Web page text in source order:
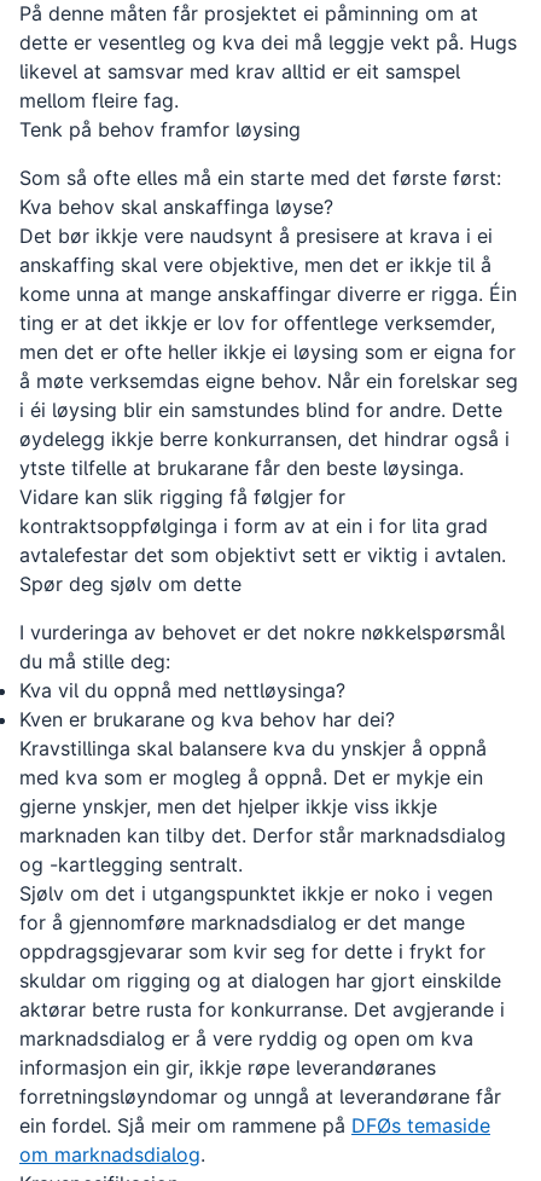
På denne måten får prosjektet ei påminning om at
dette er vesentleg og kva dei må leggje vekt på. Hugs
likevel at samsvar med krav alltid er eit samspel
mellom fleire fag.
Tenk på behov framfor løysing
Som så ofte elles må ein starte med det første først:
Kva behov skal anskaffinga løyse?
Det bør ikkje vere naudsynt å presisere at krava i ei
anskaffing skal vere objektive, men det er ikkje til å
kome unna at mange anskaffingar diverre er rigga. Éin
ting er at det ikkje er lov for offentlege verksemder,
men det er ofte heller ikkje ei løysing som er eigna for
å møte verksemdas eigne behov. Når ein forelskar seg
i éi løysing blir ein samstundes blind for andre. Dette
øydelegg ikkje berre konkurransen, det hindrar også i
ytste tilfelle at brukarane får den beste løysinga.
Vidare kan slik rigging få følgjer for
kontraktsoppfølginga i form av at ein i for lita grad
avtalefestar det som objektivt sett er viktig i avtalen.
Spør deg sjølv om dette
I vurderinga av behovet er det nokre nøkkelspørsmål
du må stille deg:
Kva vil du oppnå med nettløysinga?
Kven er brukarane og kva behov har dei?
Kravstillinga skal balansere kva du ynskjer å oppnå
med kva som er mogleg å oppnå. Det er mykje ein
gjerne ynskjer, men det hjelper ikkje viss ikkje
marknaden kan tilby det. Derfor står marknadsdialog
og -kartlegging sentralt.
Sjølv om det i utgangspunktet ikkje er noko i vegen
for å gjennomføre marknadsdialog er det mange
oppdragsgjevarar som kvir seg for dette i frykt for
skuldar om rigging og at dialogen har gjort einskilde
aktørar betre rusta for konkurranse. Det avgjerande i
marknadsdialog er å vere ryddig og open om kva
informasjon ein gir, ikkje røpe leverandøranes
forretningsløyndomar og unngå at leverandørane får
ein fordel. Sjå meir om rammene på DFØs temaside
om marknadsdialog.